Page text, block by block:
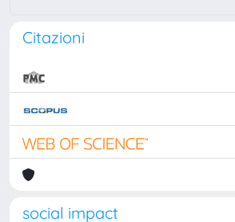
Citazioni
social impact